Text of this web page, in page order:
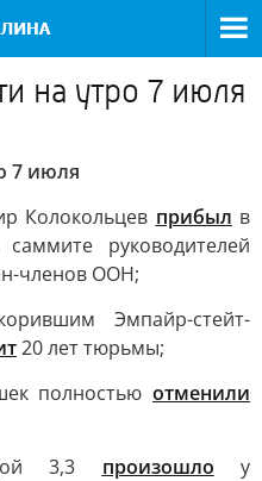
на утро 7 июля
7 июля
Колокольцев прибыл в
руководителей
членов ООН;
Эмпайр-стейт-
20 лет тюрьмы;
полностью отменили
3,3 произошло у